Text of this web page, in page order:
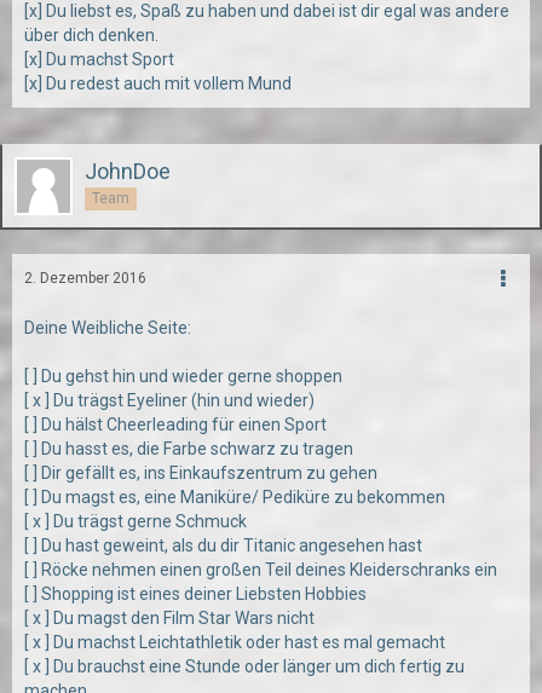
[x] Du liebst es, Spaß zu haben und dabei ist dir egal was andere
über dich denken.
[x] Du machst Sport
[x] Du redest auch mit vollem Mund
JohnDoe
Team
2. Dezember 2016
Deine Weibliche Seite:
[ ] Du gehst hin und wieder gerne shoppen
[ x ] Du trägst Eyeliner (hin und wieder)
[ ] Du hälst Cheerleading für einen Sport
[ ] Du hasst es, die Farbe schwarz zu tragen
[ ] Dir gefällt es, ins Einkaufszentrum zu gehen
[ ] Du magst es, eine Maniküre/ Pediküre zu bekommen
[ x ] Du trägst gerne Schmuck
[ ] Du hast geweint, als du dir Titanic angesehen hast
[ ] Röcke nehmen einen großen Teil deines Kleiderschranks ein
[ ] Shopping ist eines deiner Liebsten Hobbies
[ x ] Du magst den Film Star Wars nicht
[ x ] Du machst Leichtathletik oder hast es mal gemacht
[ x ] Du brauchst eine Stunde oder länger um dich fertig zu